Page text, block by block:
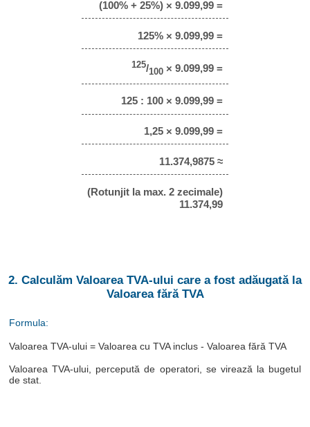
(100% + 25%) × 9.099,99 =
125% × 9.099,99 =
125/100 × 9.099,99 =
125 : 100 × 9.099,99 =
1,25 × 9.099,99 =
11.374,9875 ≈
(Rotunjit la max. 2 zecimale)
11.374,99
2. Calculăm Valoarea TVA-ului care a fost adăugată la
Valoarea fără TVA
Formula:
Valoarea TVA-ului = Valoarea cu TVA inclus - Valoarea fără TVA
Valoarea TVA-ului, percepută de operatori, se virează la bugetul
de stat.